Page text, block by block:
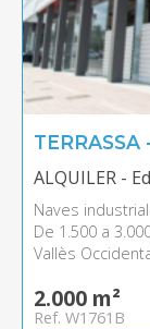
ALQUILER -
Naves
De 1.500 a
Vallès
2.000 m²
Ref. W1761B